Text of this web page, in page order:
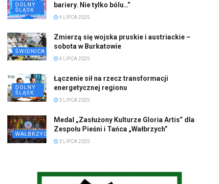
DOLNY
ŚLĄSK
bariery. Nie tylko bólu…”
4 LIPCA 2025
ŚWIDNICA
Zmierzą się wojska pruskie i austriackie –
sobota w Burkatowie
4 LIPCA 2025
DOLNY
ŚLĄSK
Łączenie sił na rzecz transformacji
energetycznej regionu
3 LIPCA 2025
WAŁBRZYCH
Medal „Zasłużony Kulturze Gloria Artis” dla
Zespołu Pieśni i Tańca „Wałbrzych”
3 LIPCA 2025